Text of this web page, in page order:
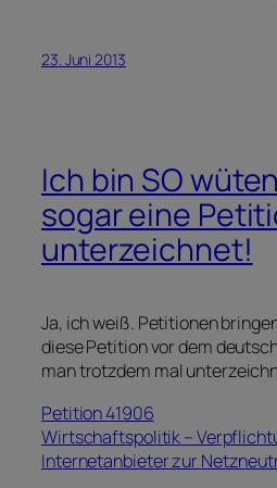
23. Juni 2013
Ich bin SO
sogar eine
unterzeichnet!
Ja, ich weiß. Petitionen
diese Petition vor dem
man trotzdem mal
Petition 41906
Wirtschaftspolitik –
Internetanbieter zur